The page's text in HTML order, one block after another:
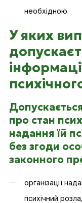
необхідною.
У яких
про стан
надання їй
без згоди
законного
організації
психічний